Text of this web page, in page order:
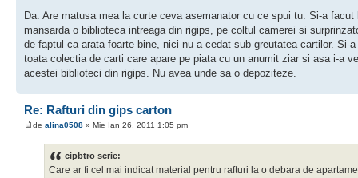
Da. Are matusa mea la curte ceva asemanator cu ce spui tu. Si-a facut
mansarda o biblioteca intreaga din rigips, pe coltul camerei si
de faptul ca arata foarte bine, nici nu a cedat sub greutatea cartilor. Si-
toata colectia de carti care apare pe piata cu un anumit ziar si asa i-a
acestei biblioteci din rigips. Nu avea unde sa o depoziteze.
Re: Rafturi din gips carton
de alina0508 » Mie Ian 26, 2011 1:05 pm
cipbtro scrie:
Care ar fi cel mai indicat material pentru rafturi la o debara de